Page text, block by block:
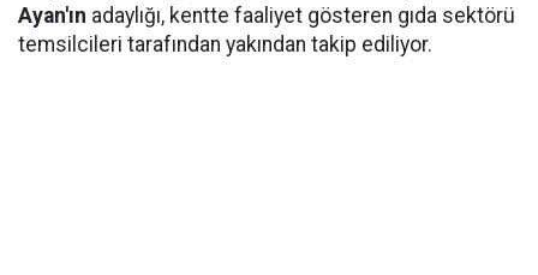
Ayan'ın adaylığı, kentte faaliyet gösteren gıda sektörü
temsilcileri tarafından yakından takip ediliyor.